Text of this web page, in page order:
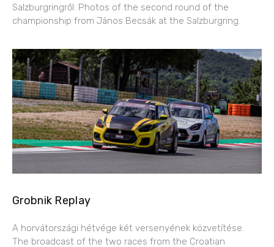
Salzburgringről. Photos of the second round of the
championship from János Becsák at the Salzburgring.
Grobnik Replay
A horvátországi hétvége két versenyének közvetítése.
The broadcast of the two races from the Croatian